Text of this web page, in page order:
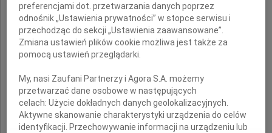
wykonywał zawód w indywidualnej
Kancelarii Adwokackiej,
Cześć Jego pamięci.
preferencjami dot. przetwarzania danych poprzez
odnośnik „Ustawienia prywatności” w stopce serwisu i
przechodząc do sekcji „Ustawienia zaawansowane”.
Zmiana ustawień plików cookie możliwa jest także za
pomocą ustawień przeglądarki.
My, nasi Zaufani Partnerzy i Agora S.A. możemy
przetwarzać dane osobowe w następujących
celach:Użycie dokładnych danych geolokalizacyjnych.
Aktywne skanowanie charakterystyki urządzenia do celów
identyfikacji. Przechowywanie informacji na urządzeniu lub